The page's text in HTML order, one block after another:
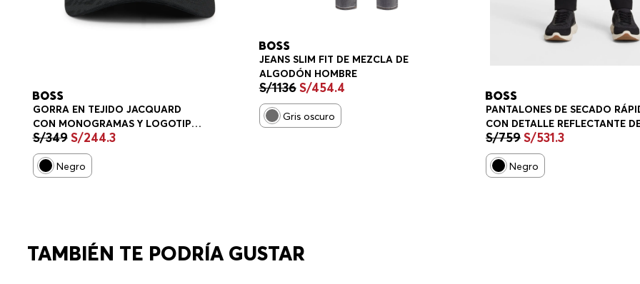
GORRA EN TEJIDO JACQUARD
CON MONOGRAMAS Y LOGOTIPO
DE LETRAS GORRA HOMBRE
S/349 S/244.3
Negro
JEANS SLIM FIT DE MEZCLA DE
ALGODÓN HOMBRE
S/1136S/454.4
Gris oscuro
PANTALONES DE SECADO
CON DETALLE REFLECTANTE
MARCA PANTALONES REGULAR
FIT HOMBRE
S/759S/531.3
Negro
TAMBIÉN TE PODRÍA GUSTAR